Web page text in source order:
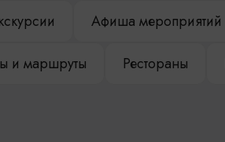
Афиша мероприятий
и маршруты Рестораны